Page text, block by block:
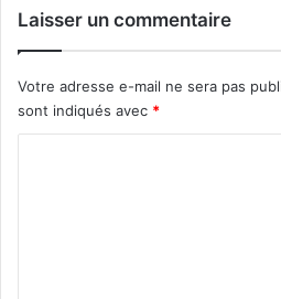
Laisser un commentaire
Votre adresse e-mail ne sera pas
sont indiqués avec *